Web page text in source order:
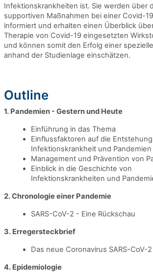
Infektionskrankheiten ist. Sie werden über
supportiven Maßnahmen bei einer Covid-
informiert und erhalten einen Überblick
Therapie von Covid-19 eingesetzten
und können somit den Erfolg einer
anhand der Studienlage einschätzen.
Outline
1. Pandemien - Gestern und Heute
Einführung in das Thema
Einflussfaktoren auf die
Infektionskrankheit und Pandemien
Management und Prävention von
Einblick in die Geschichte von
Infektionskrankheiten und
2. Chronologie einer Pandemie
SARS-CoV-2 - Eine Rückschau
3. Erregersteckbrief
Das neue Coronavirus SARS-CoV-2
4. Epidemiologie